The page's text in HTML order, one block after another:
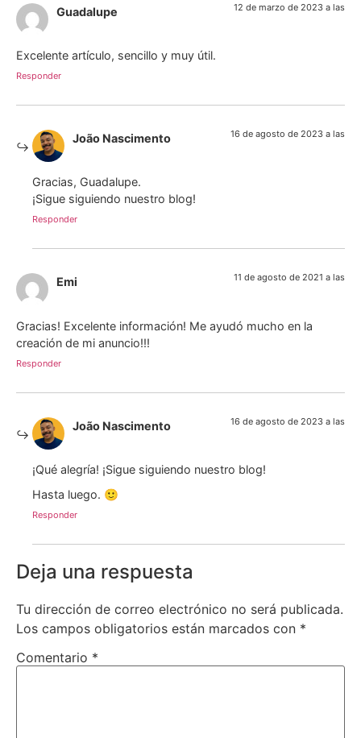
Guadalupe 12 de marzo de 2023 a las
Excelente artículo, sencillo y muy útil.
Responder
João Nascimento 16 de agosto de 2023 a las
Gracias, Guadalupe.
¡Sigue siguiendo nuestro blog!
Responder
Emi 11 de agosto de 2021 a las
Gracias! Excelente información! Me ayudó mucho en la
creación de mi anuncio!!!
Responder
João Nascimento 16 de agosto de 2023 a las
¡Qué alegría! ¡Sigue siguiendo nuestro blog!
Hasta luego. 🙂
Responder
Deja una respuesta
Tu dirección de correo electrónico no será publicada.
Los campos obligatorios están marcados con *
Comentario *